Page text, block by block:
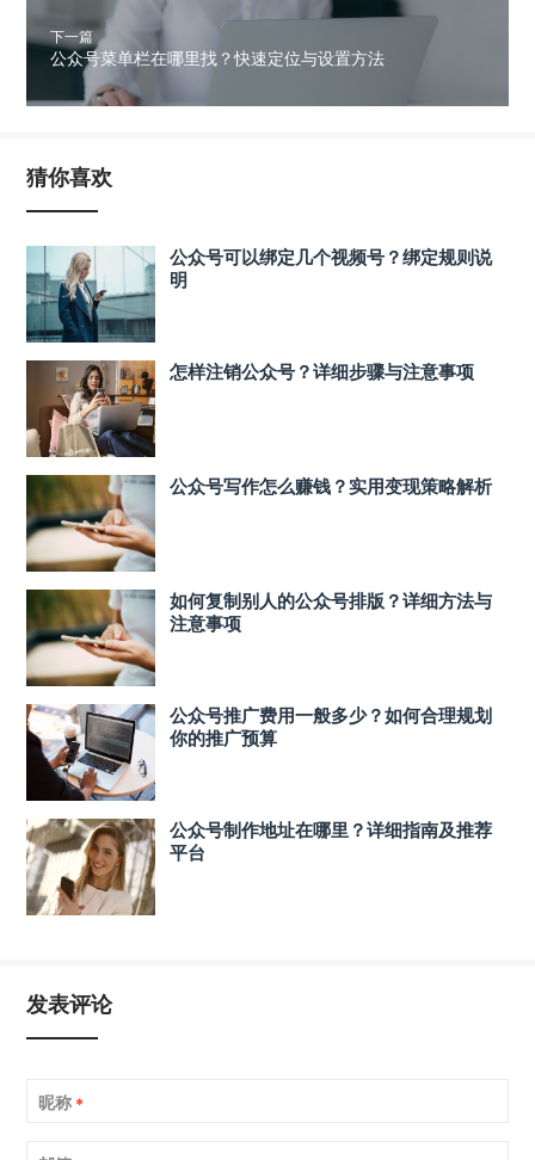
下一篇
公众号菜单栏在哪里找？快速定位与设置方法
猜你喜欢
公众号可以绑定几个视频号？绑定规则说
明
怎样注销公众号？详细步骤与注意事项
公众号写作怎么赚钱？实用变现策略解析
如何复制别人的公众号排版？详细方法与
注意事项
公众号推广费用一般多少？如何合理规划
你的推广预算
公众号制作地址在哪里？详细指南及推荐
平台
发表评论
昵称 *